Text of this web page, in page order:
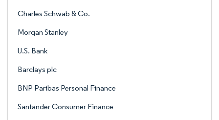
Charles Schwab & Co.
Morgan Stanley
U.S. Bank
Barclays plc
BNP Paribas Personal Finance
Santander Consumer Finance